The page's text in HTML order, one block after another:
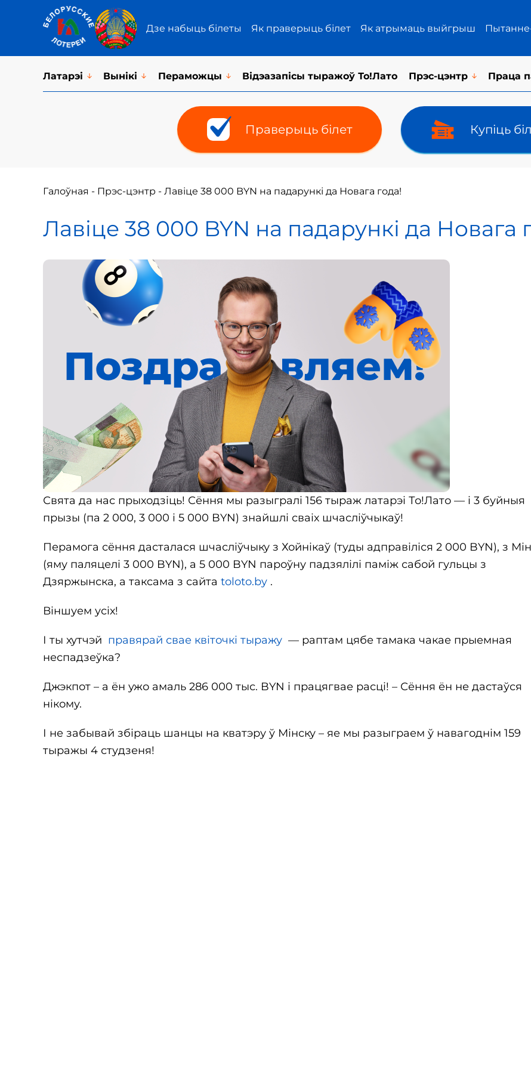
Дзе набыць білеты Як праверыць білет Як атрымаць выйгрыш
Латарэi Вынікі Пераможцы Відэазапісы тыражоў То!Лато Прэс-цэнтр Праца
Праверыць білет Купіць
Галоўная - Прэс-цэнтр - Лавіце 38 000 BYN на падарункі да Новага года!
Лавіце 38 000 BYN на падарункі да Новага
Свята да нас прыходзіць! Сёння мы разыгралі 156 тыраж латарэі То!Лато — і 3 буйныя
прызы (па 2 000, 3 000 і 5 000 BYN) знайшлі сваіх шчасліўчыкаў!
Перамога сёння дасталася шчасліўчыку з Хойнікаў (туды адправіліся 2 000 BYN), з
(яму паляцелі 3 000 BYN), а 5 000 BYN пароўну падзялілі паміж сабой гульцы з
Дзяржынска, а таксама з сайта toloto.by .
Віншуем усіх!
І ты хутчэй правярай свае квіточкі тыражу — раптам цябе тамака чакае прыемная
неспадзеўка?
Джэкпот – а ён ужо амаль 286 000 тыс. BYN і працягвае расці! – Сёння ён не дастаўся
нікому.
І не забывай збіраць шанцы на кватэру ў Мінску – яе мы разыграем ў навагоднім 159
тыражы 4 студзеня!